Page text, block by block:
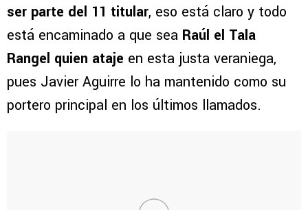
ser parte del 11 titular, eso está claro y todo
está encaminado a que sea Raúl el Tala
Rangel quien ataje en esta justa veraniega,
pues Javier Aguirre lo ha mantenido como su
portero principal en los últimos llamados.